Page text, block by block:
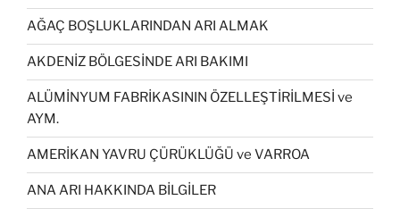
AĞAÇ BOŞLUKLARINDAN ARI ALMAK
AKDENİZ BÖLGESİNDE ARI BAKIMI
ALÜMİNYUM FABRİKASININ ÖZELLEŞTİRİLMESİ ve
AYM.
AMERİKAN YAVRU ÇÜRÜKLÜĞÜ ve VARROA
ANA ARI HAKKINDA BİLGİLER